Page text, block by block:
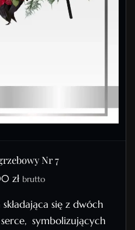
Nr 7
zł brutto
się z dwóch
symbolizujących